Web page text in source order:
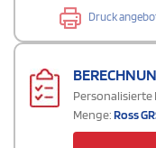
Druck
Menge:Ross